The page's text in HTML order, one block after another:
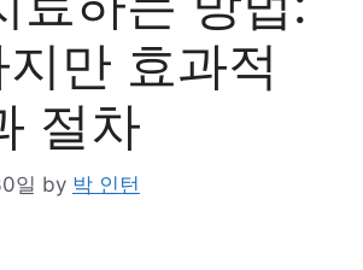
만 효과적
절차
일 by 박 인턴